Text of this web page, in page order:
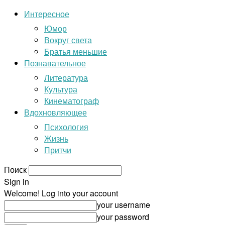
Интересное
Юмор
Вокруг света
Братья меньшие
Познавательное
Литература
Культура
Кинематограф
Вдохновляющее
Психология
Жизнь
Притчи
Поиск
Sign in
Welcome! Log into your account
your username
your password